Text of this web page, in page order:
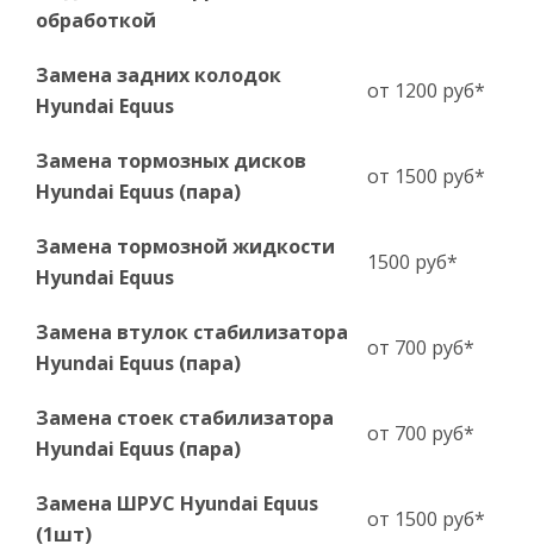
обработкой
Замена задних колодок
Hyundai Equus
от 1200 руб*
Замена тормозных дисков
Hyundai Equus (пара)
от 1500 руб*
Замена тормозной жидкости
Hyundai Equus
1500 руб*
Замена втулок стабилизатора
Hyundai Equus (пара)
от 700 руб*
Замена стоек стабилизатора
Hyundai Equus (пара)
от 700 руб*
Замена ШРУС Hyundai Equus
(1шт)
от 1500 руб*